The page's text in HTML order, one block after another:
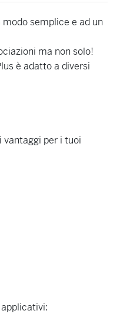
semplice e ad un
ma non solo!
è adatto a diversi
vantaggi per i tuoi